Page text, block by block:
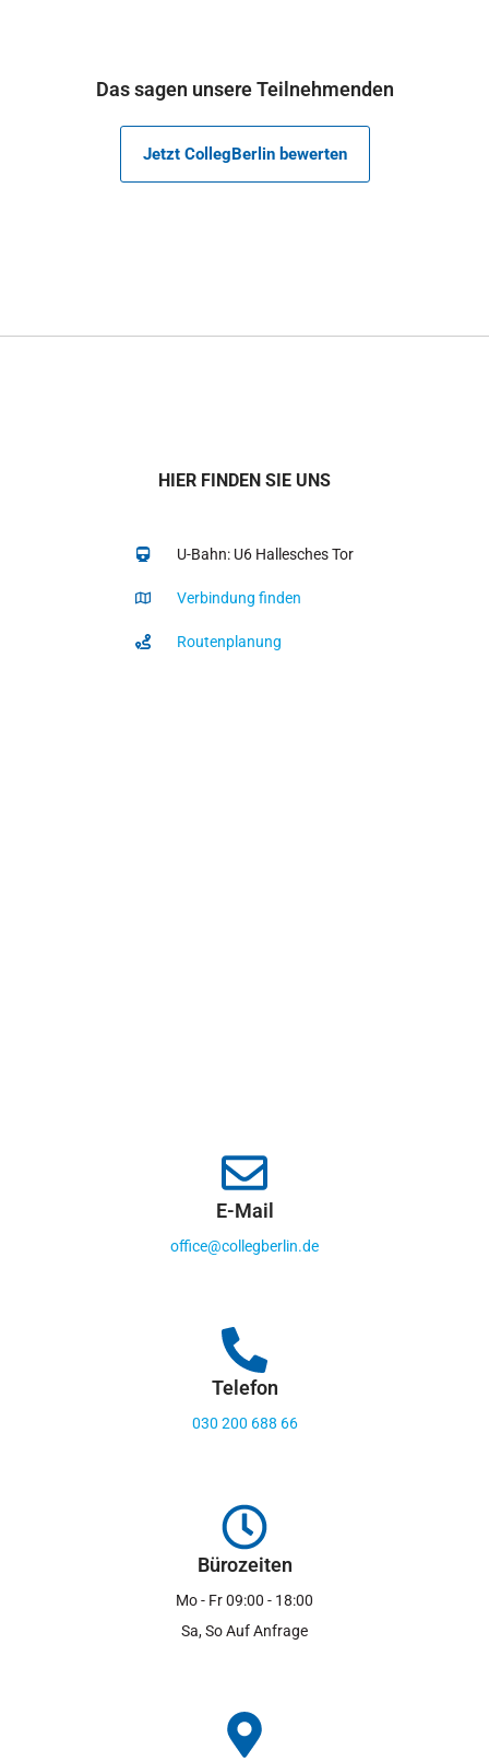
Das sagen unsere Teilnehmenden
Jetzt CollegBerlin bewerten
HIER FINDEN SIE UNS
U-Bahn: U6 Hallesches Tor
Verbindung finden
Routenplanung
E-Mail
office@collegberlin.de
Telefon
030 200 688 66
Bürozeiten
Mo - Fr 09:00 - 18:00
Sa, So Auf Anfrage